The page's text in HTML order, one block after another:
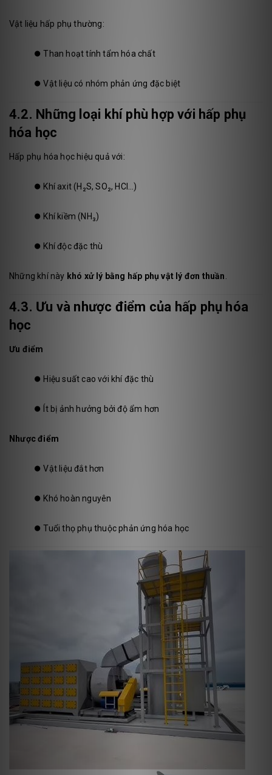
Vật liệu hấp phụ thường:
⏺️Than hoạt tính tẩm hóa chất
⏺️Vật liệu có nhóm phản ứng đặc biệt
4.2. Những loại khí phù hợp với hấp phụ
hóa học
Hấp phụ hóa học hiệu quả với:
⏺️ Khí axit (H₂S, SO₂, HCl…)
⏺️ Khí kiềm (NH₃)
⏺️ Khí độc đặc thù
Những khí này khó xử lý bằng hấp phụ vật lý đơn thuần
4.3. Ưu và nhược điểm của hấp phụ hóa
học
Ưu điểm
⏺️ Hiệu suất cao với khí đặc thù
⏺️ Ít bị ảnh hưởng bởi độ ẩm hơn
Nhược điểm
⏺️Vật liệu đắt hơn
⏺️ Khó hoàn nguyên
⏺️Tuổi thọ phụ thuộc phản ứng hóa học